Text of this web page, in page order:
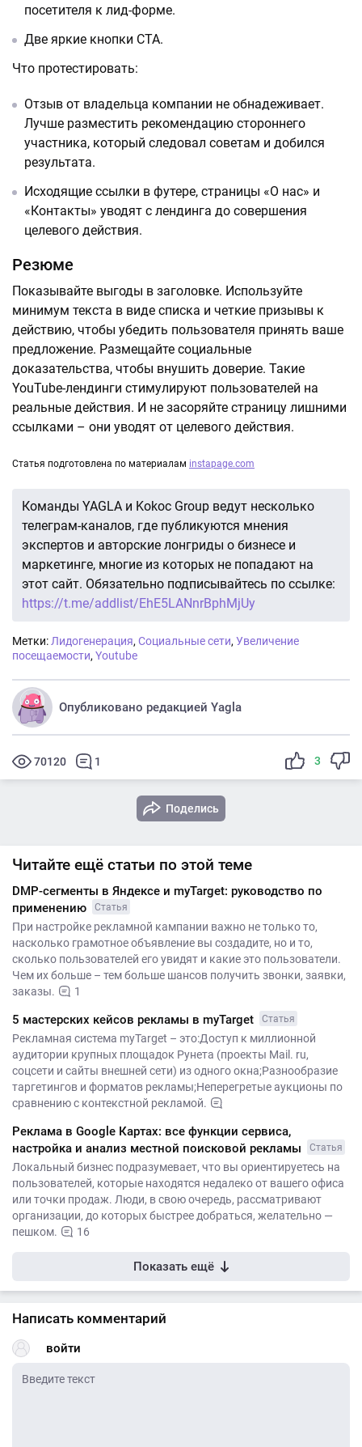
посетителя к лид-форме.
Две яркие кнопки CTA.
Что протестировать:
Отзыв от владельца компании не обнадеживает.
Лучше разместить рекомендацию стороннего
участника, который следовал советам и добился
результата.
Исходящие ссылки в футере, страницы «О нас» и
«Контакты» уводят с лендинга до совершения
целевого действия.
Резюме
Показывайте выгоды в заголовке. Используйте
минимум текста в виде списка и четкие призывы к
действию, чтобы убедить пользователя принять ваше
предложение. Размещайте социальные
доказательства, чтобы внушить доверие. Такие
YouTube-лендинги стимулируют пользователей на
реальные действия. И не засоряйте страницу лишними
ссылками – они уводят от целевого действия.
Статья подготовлена по материалам instapage.com
Команды YAGLA и Kokoc Group ведут несколько
телеграм-каналов, где публикуются мнения
экспертов и авторские лонгриды о бизнесе и
маркетинге, многие из которых не попадают на
этот сайт. Обязательно подписывайтесь по ссылке:
https://t.me/addlist/EhE5LANnrBphMjUy
Метки: Лидогенерация, Социальные сети, Увеличение
посещаемости, Youtube
Опубликовано редакцией Yagla
70120 1 3
Поделись
Читайте ещё статьи по этой теме
DMP-сегменты в Яндексе и myTarget: руководство по
применению
Статья
При настройке рекламной кампании важно не только то,
насколько грамотное объявление вы создадите, но и то,
сколько пользователей его увидят и какие это пользователи.
Чем их больше – тем больше шансов получить звонки, заявки,
заказы.
1
5 мастерских кейсов рекламы в myTarget Статья
Рекламная система myTarget – это:Доступ к миллионной
аудитории крупных площадок Рунета (проекты Mail. ru,
соцсети и сайты внешней сети) из одного окна;Разнообразие
таргетингов и форматов рекламы;Неперегретые аукционы по
сравнению с контекстной рекламой.
Реклама в Google Картах: все функции сервиса,
настройка и анализ местной поисковой рекламы
Статья
Локальный бизнес подразумевает, что вы ориентируетесь на
пользователей, которые находятся недалеко от вашего офиса
или точки продаж. Люди, в свою очередь, рассматривают
организации, до которых быстрее добраться, желательно —
пешком.
16
Показать ещё
Написать комментарий
войти